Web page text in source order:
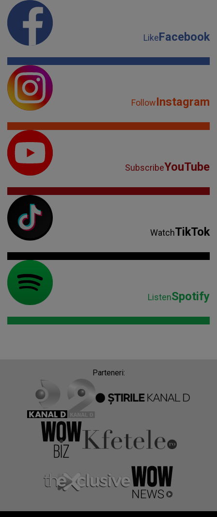
LikeFacebook
FollowInstagram
SubscribeYouTube
WatchTikTok
ListenSpotify
Parteneri: